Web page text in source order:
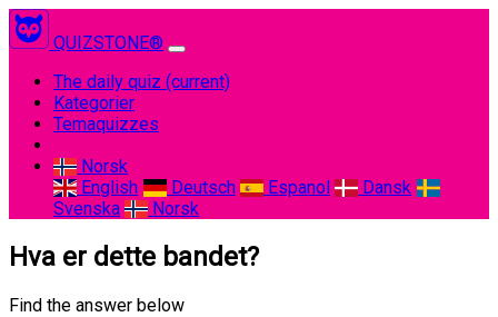
QUIZSTONE®
The daily quiz (current)
Kategorier
Temaquizzes
Norsk
English
Deutsch Espanol
Dansk
Svenska
Norsk
Hva er dette bandet?
Find the answer below